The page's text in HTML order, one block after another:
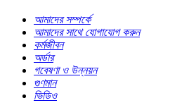
আমাদের সম্পর্কে
আমাদের সাথে যোগাযোগ করুন
কর্মজীবন
অর্ডার
গবেষণা ও উন্নয়ন
গুণমান
ভিডিও